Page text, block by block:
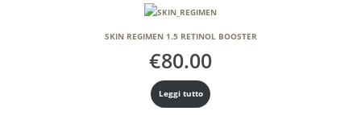
SKIN REGIMEN 1.5 RETINOL BOOSTER
€80.00
Leggi tutto